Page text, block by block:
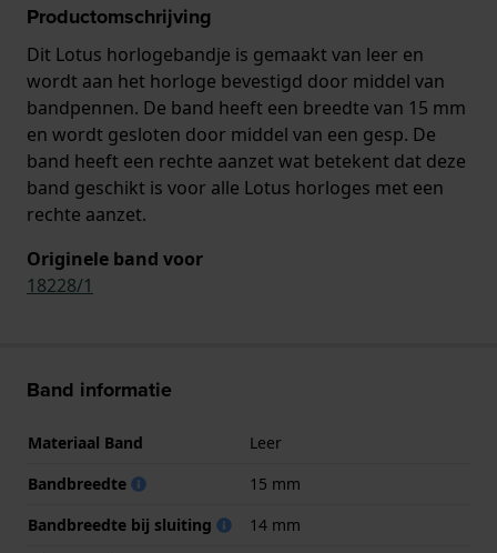
Productomschrijving
Dit Lotus horlogebandje is gemaakt van leer en
wordt aan het horloge bevestigd door middel van
bandpennen. De band heeft een breedte van 15 mm
en wordt gesloten door middel van een gesp. De
band heeft een rechte aanzet wat betekent dat deze
band geschikt is voor alle Lotus horloges met een
rechte aanzet.
Originele band voor
18228/1
Band informatie
Materiaal Band
Leer
Bandbreedte
15 mm
Bandbreedte bij sluiting
14 mm